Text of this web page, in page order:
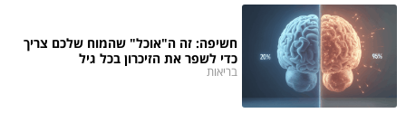
חשיפה: זה ה"אוכל" שהמוח שלכם צריך
כדי לשפר את הזיכרון בכל גיל
בריאות